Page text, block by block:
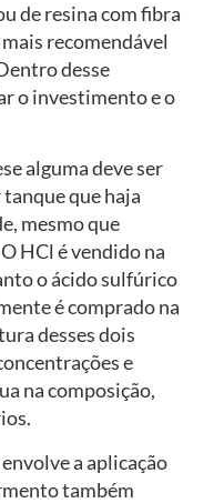
de resina com fibra
recomendável
desse
o investimento e o
alguma deve ser
que haja
mesmo que
HCl é vendido na
o ácido sulfúrico
é comprado na
desses dois
e
na composição,
a aplicação
também